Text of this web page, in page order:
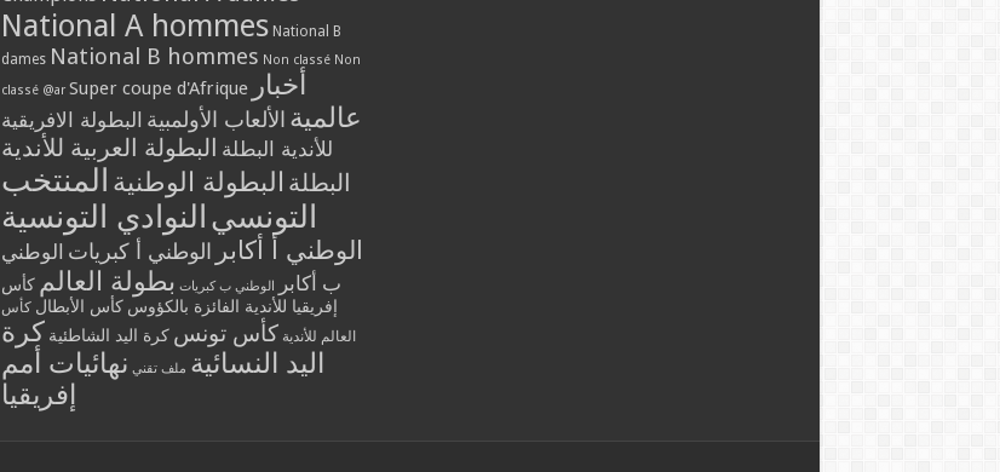
National A hommes National B
dames National B hommes Non classé Non
classé @ar Super coupe d'Afrique أخبار
عالمية الألعاب الأولمبية البطولة الافريقية
للأندية البطلة البطولة العربية للأندية
البطلة البطولة الوطنية المنتخب
التونسي النوادي التونسية
الوطني أ أكابر الوطني أ كبريات الوطني
ب أكابر
الوطني ب كبريات بطولة العالم كأس
إفريقيا للأندية الفائزة بالكؤوس كأس الأبطال كأس
العالم للأندية كأس تونس كرة اليد الشاطئية كرة
اليد النسائية ملف تقني نهائيات أمم
إفريقيا